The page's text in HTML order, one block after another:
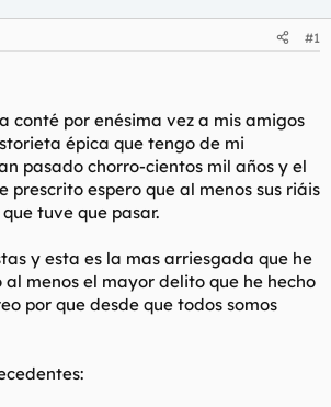
#1
conté por enésima vez a mis amigos
épica que tengo de mi
pasado chorro-cientos mil años y el
prescrito espero que al menos sus riáis
tuve que pasar.
y esta es la mas arriesgada que he
al menos el mayor delito que he hecho
por que desde que todos somos